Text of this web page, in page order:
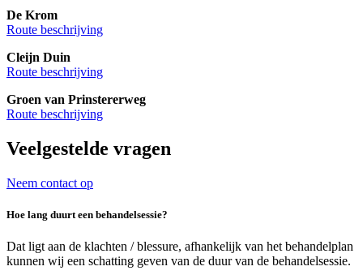
De Krom
Route beschrijving
Cleijn Duin
Route beschrijving
Groen van Prinstererweg
Route beschrijving
Veelgestelde vragen
Neem contact op
Hoe lang duurt een behandelsessie?
Dat ligt aan de klachten / blessure, afhankelijk van het behandelplan
kunnen wij een schatting geven van de duur van de behandelsessie.